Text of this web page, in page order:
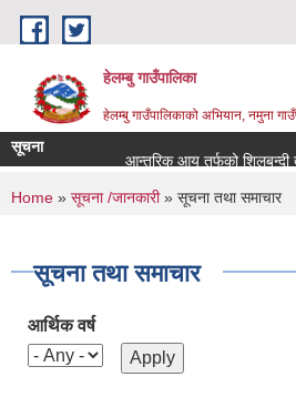
Skip to main content
हेलम्बु गाउँपालिका
हेलम्बु गाउँपालिकाको अभियान, नमुना
सूचना
आन्तरिक आय तर्फको शिलबन्दी
You are here
Home » सूचना /जानकारी» सूचना तथा समाचार
सूचना तथा समाचार
आर्थिक वर्ष